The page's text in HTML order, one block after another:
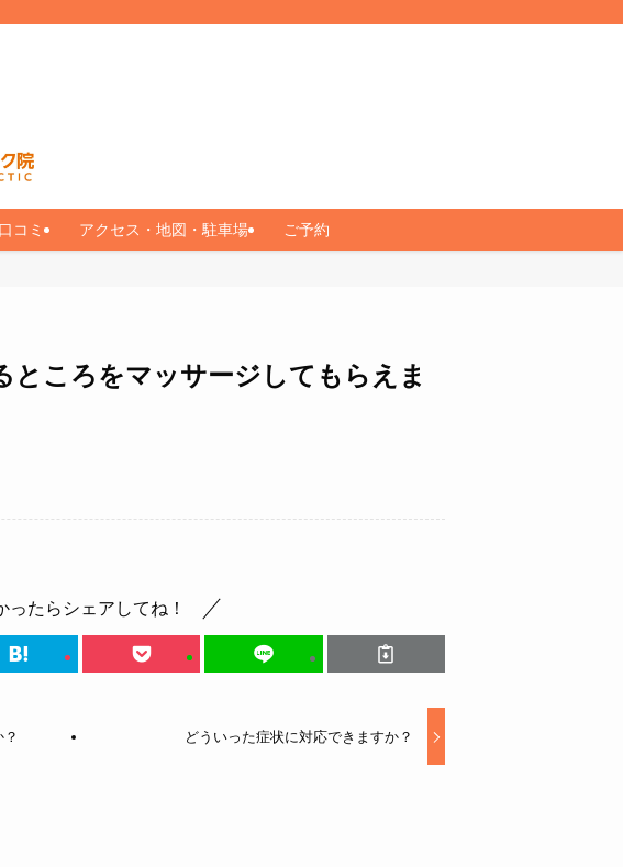
コミ アクセス・地図・駐車場 ご予約
ところをマッサージしてもらえま
ったらシェアしてね！
どういった症状に対応できますか？